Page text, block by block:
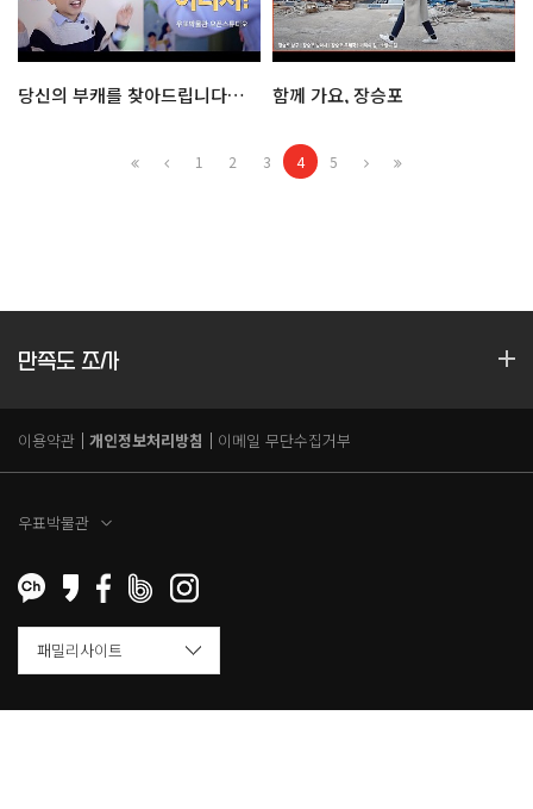
당신의 부캐를 찾아드립니다! : 우표박물관 오픈 스튜디오 함께 가요, 장승포
1 2 3 4 5
만족도 조사
이용약관 개인정보처리방침 이메일 무단수집거부
우표박물관